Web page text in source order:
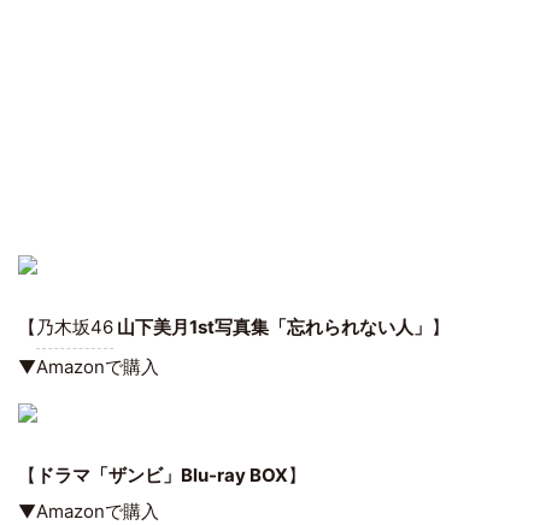
【 乃木坂46 山下美月1st写真集「忘れられない人」 】
▼Amazonで購入
【 ドラマ「ザンビ」Blu-ray BOX】
▼Amazonで購入